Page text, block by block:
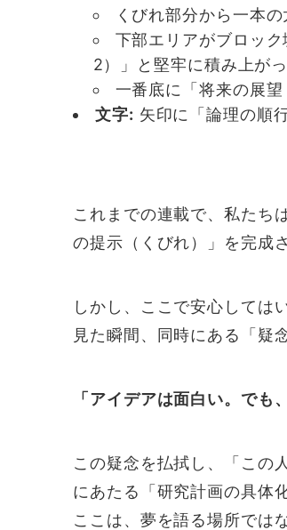
くびれ部分から一本
下部エリアがブロッ
2）」と堅牢に積み上が
一番底に「将来の展
文字: 矢印に「論理の順
これまでの連載で、私たち
の提示（くびれ）」を完成
しかし、ここで安心しては
見た瞬間、同時にある「疑
「アイデアは面白い。でも
この疑念を払拭し、「この
にあたる「研究計画の具体
ここは、夢を語る場所では